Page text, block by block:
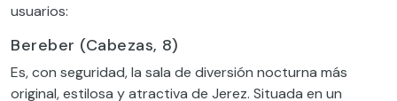
usuarios:
Bereber (Cabezas, 8)
Es, con seguridad, la sala de diversión nocturna más
original, estilosa y atractiva de Jerez. Situada en un